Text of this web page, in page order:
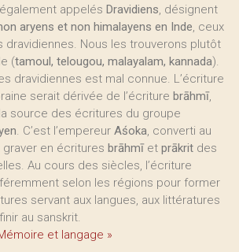
appelés Dravidiens, désignent
aryens et non himalayens en Inde, ceux
dravidiennes. Nous les trouverons plutôt
(tamoul, telougou, malayalam, kannada).
dravidiennes est mal connue. L’écriture
serait dérivée de l’écriture brāhmī,
source des écritures du groupe
. C’est l’empereur Aśoka, converti au
en écritures brāhmīet prākrit des
Au cours des siècles, l’écriture
selon les régions pour former
servant aux langues, aux littératures
au sanskrit.
et langage »